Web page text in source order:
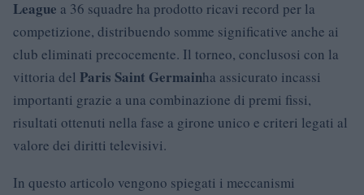
League a 36 squadre ha prodotto ricavi record per la
competizione, distribuendo somme significative anche ai
club eliminati precocemente. Il torneo, conclusosi con la
vittoria del Paris Saint Germainha assicurato incassi
importanti grazie a una combinazione di premi fissi,
risultati ottenuti nella fase a girone unico e criteri legati al
valore dei diritti televisivi.
In questo articolo vengono spiegati i meccanismi